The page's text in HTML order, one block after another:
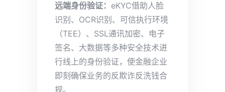
远端身份验证： eKYC借助人脸
识别、OCR识别、可信执行环境
（TEE）、SSL通讯加密、电子
签名、大数据等多种安全技术进
行线上的身份验证，使金融企业
即刻确保业务的反欺诈反洗钱合
规。